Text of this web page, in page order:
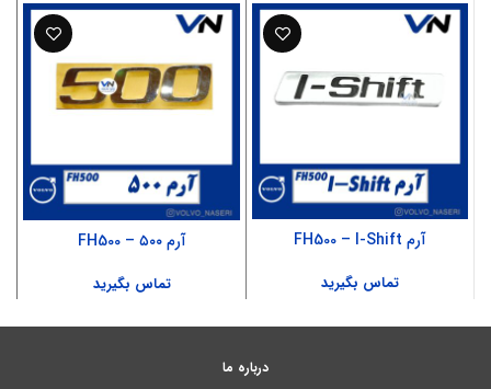
آرم FH500 – I-Shift
تماس بگیرید
آرم ۵۰۰ – FH500
تماس بگیرید
درباره ما